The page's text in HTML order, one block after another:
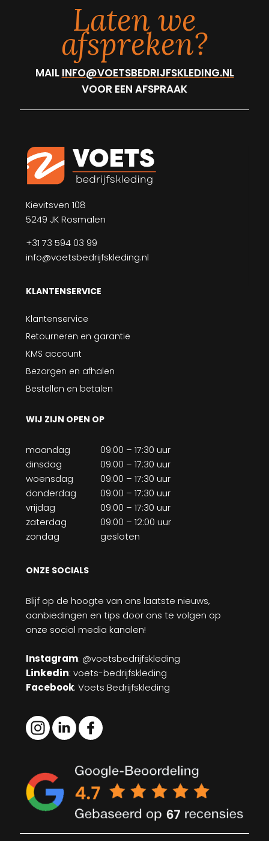
Laten we
afspreken?
MAIL INFO@VOETSBEDRIJFSKLEDING.NL
VOOR EEN AFSPRAAK
Kievitsven 108
5249 JK Rosmalen
+31 73 594 03 99
info@voetsbedrijfskleding.nl
KLANTENSERVICE
Klantenservice
Retourneren en garantie
KMS account
Bezorgen en afhalen
Bestellen en betalen
WIJ ZIJN OPEN OP
maandag
09:00 – 17:30 uur
dinsdag
09:00 – 17:30 uur
woensdag
09:00 – 17:30 uur
donderdag
09:00 – 17:30 uur
vrijdag
09:00 – 17:30 uur
zaterdag
09:00 – 12:00 uur
zondag
gesloten
ONZE SOCIALS
Blijf op de hoogte van ons laatste nieuws,
aanbiedingen en tips door ons te volgen op
onze social media kanalen!
Instagram: @voetsbedrijfskleding
Linkedin: voets-bedrijfskleding
Facebook: Voets Bedrijfskleding